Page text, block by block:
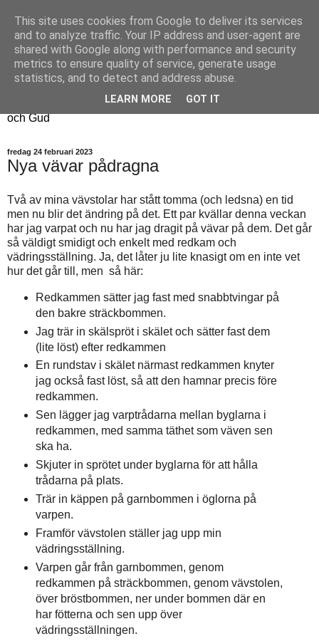
Fyren
Fyren finns för att sprida ljus i mörkret
För att påminna om guldkanterna i tillvaron
Här samsas jakt, hantverk, odling, och andra tankar om livet
och Gud
fredag 24 februari 2023
Nya vävar pådragna
Två av mina vävstolar har stått tomma (och ledsna) en tid
men nu blir det ändring på det. Ett par kvällar denna veckan
har jag varpat och nu har jag dragit på vävar på dem. Det går
så väldigt smidigt och enkelt med redkam och
vädringsställning. Ja, det låter ju lite knasigt om en inte vet
hur det går till, men så här:
Redkammen sätter jag fast med snabbtvingar på
den bakre sträckbommen.
Jag trär in skälspröt i skälet och sätter fast dem
(lite löst) efter redkammen
En rundstav i skälet närmast redkammen knyter
jag också fast löst, så att den hamnar precis före
redkammen.
Sen lägger jag varptrådarna mellan byglarna i
redkammen, med samma täthet som väven sen
ska ha.
Skjuter in sprötet under byglarna för att hålla
trådarna på plats.
Trär in käppen på garnbommen i öglorna på
varpen.
Framför vävstolen ställer jag upp min
vädringsställning.
Varpen går från garnbommen, genom
redkammen på sträckbommen, genom vävstolen,
över bröstbommen, ner under bommen där en
har fötterna och sen upp över
vädringsställningen.
This site uses cookies from Google to deliver its services
and to analyze traffic. Your IP address and user-agent are
shared with Google along with performance and security
metrics to ensure quality of service, generate usage
statistics, and to detect and address abuse.
LEARN MORE GOT IT